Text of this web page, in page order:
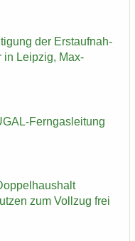
der Erst­auf­nah­
in Leip­zig, Max-​
​Ferngasleitung
zum Voll­zug frei